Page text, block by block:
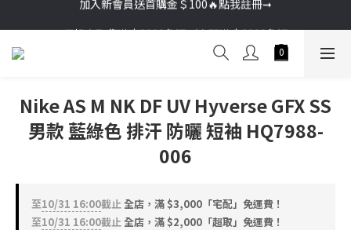
加入新會員送首購金＄100🔥點我註冊➞
🚚超商取貨滿＄2000免運／宅配滿＄3000免運
加入新會員送首購金＄100🔥點我註冊➞
Nike AS M NK DF UV Hyverse GFX SS
男款 藍綠色 排汗 防曬 短袖 HQ7988-
006
至10/31 16:00截止全店，滿 $3,000「宅配」免運費！
至10/31 16:00截止全店，滿 $2,000「超取」免運費！